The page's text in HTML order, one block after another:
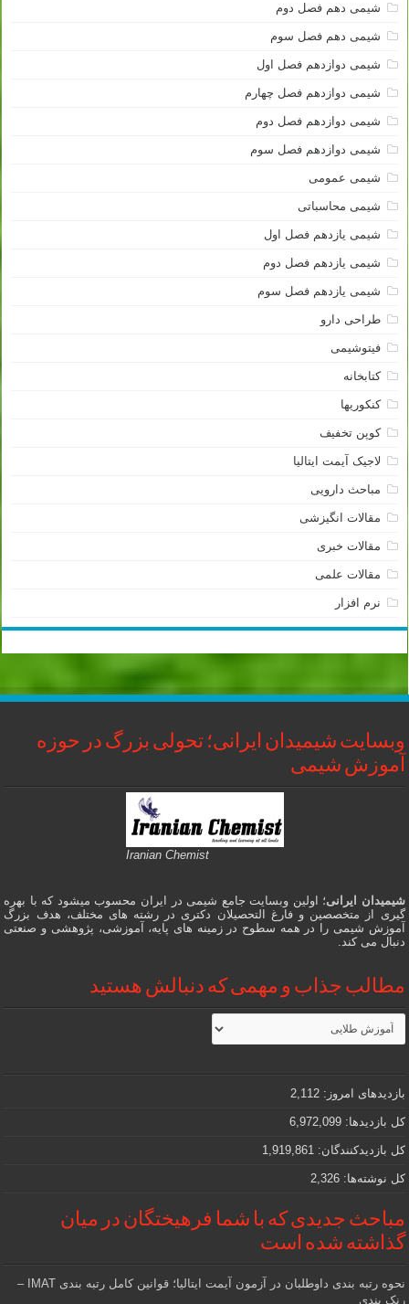
شیمی دهم فصل دوم
شیمی دهم فصل سوم
شیمی دوازدهم فصل اول
شیمی دوازدهم فصل چهارم
شیمی دوازدهم فصل دوم
شیمی دوازدهم فصل سوم
شیمی عمومی
شیمی محاسباتی
شیمی یازدهم فصل اول
شیمی یازدهم فصل دوم
شیمی یازدهم فصل سوم
طراحی دارو
فیتوشیمی
کتابخانه
کنکوریها
کوپن تخفیف
لاجیک آیمت ایتالیا
مباحث دارویی
مقالات انگیزشی
مقالات خبری
مقالات علمی
نرم افزار
وبسایت شیمیدان ایرانی؛ تحولی بزرگ در حوزه
آموزش شیمی
Iranian Chemist
شیمیدان ایرانی؛ اولین وبسایت جامع شیمی در ایران محسوب میشود که با بهره
گیری از متخصصین و فارغ التحصیلان دکتری در رشته های مختلف، هدف بزرگ
آموزش شیمی را در همه سطوح در زمینه های پایه، آموزشی، پژوهشی و صنعتی
دنبال می کند.
مطالب جذاب و مهمی که دنبالش هستید
مطالب
جذاب
و
که
دنبالش
هستید
بازدیدهای امروز: 2,112
کل بازدیدها: 6,972,099
کل بازدیدکنند‌گان: 1,919,861
کل نوشته‌ها: 2,326
مباحث جدیدی که با شما فرهیختگان در میان
گذاشته شده است
نحوه رتبه بندی داوطلبان در آزمون آیمت ایتالیا؛ قوانین کامل رتبه بندی IMAT –
رنک بندی